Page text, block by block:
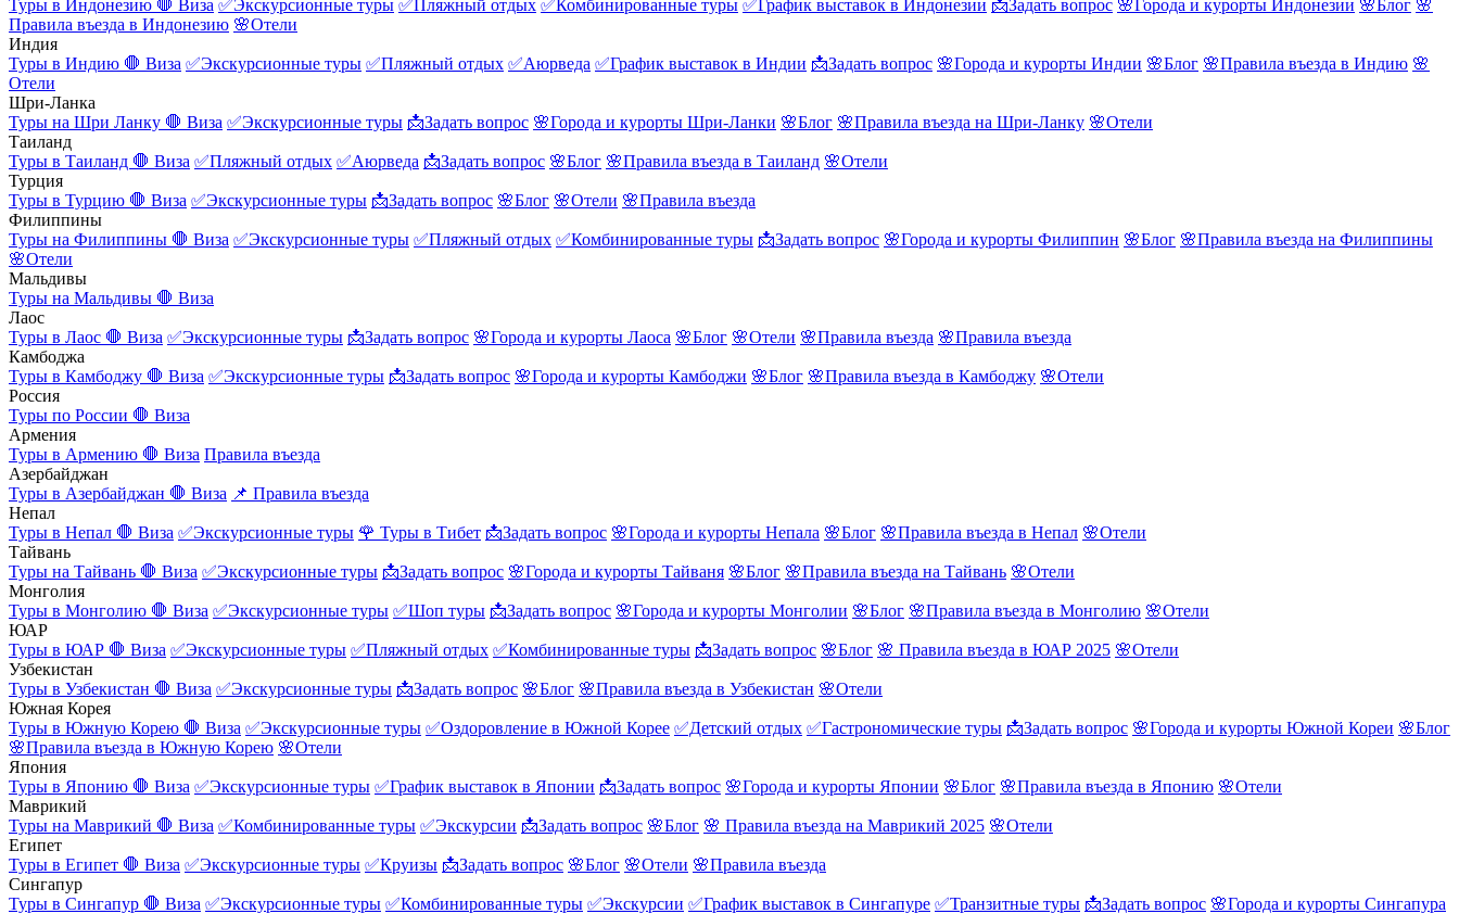
Туры в Индонезию 🛑 Виза ✅Экскурсионные туры ✅Пляжный отдых ✅Комбинированные туры ✅График выставок в Индонезии 📩Задать вопрос 🌸Города и курорты Индонезии 🌸Блог 🌸
Правила въезда в Индонезию 🌸Отели
Индия
Туры в Индию 🛑 Виза ✅Экскурсионные туры ✅Пляжный отдых ✅Аюрведа ✅График выставок в Индии 📩Задать вопрос 🌸Города и курорты Индии 🌸Блог 🌸Правила въезда в Индию 🌸
Отели
Шри-Ланка
Туры на Шри Ланку 🛑 Виза ✅Экскурсионные туры 📩Задать вопрос 🌸Города и курорты Шри-Ланки 🌸Блог 🌸Правила въезда на Шри-Ланку 🌸Отели
Таиланд
Туры в Таиланд 🛑 Виза ✅Пляжный отдых ✅Аюрведа 📩Задать вопрос 🌸Блог 🌸Правила въезда в Таиланд 🌸Отели
Турция
Туры в Турцию 🛑 Виза ✅Экскурсионные туры 📩Задать вопрос 🌸Блог 🌸Отели 🌸Правила въезда
Филиппины
Туры на Филиппины 🛑 Виза ✅Экскурсионные туры ✅Пляжный отдых ✅Комбинированные туры 📩Задать вопрос 🌸Города и курорты Филиппин 🌸Блог 🌸Правила въезда на Филиппины
🌸Отели
Мальдивы
Туры на Мальдивы 🛑 Виза
Лаос
Туры в Лаос 🛑 Виза ✅Экскурсионные туры 📩Задать вопрос 🌸Города и курорты Лаоса 🌸Блог 🌸Отели 🌸Правила въезда 🌸Правила въезда
Камбоджа
Туры в Камбоджу 🛑 Виза ✅Экскурсионные туры 📩Задать вопрос 🌸Города и курорты Камбоджи 🌸Блог 🌸Правила въезда в Камбоджу 🌸Отели
Россия
Туры по России 🛑 Виза
Армения
Туры в Армению 🛑 Виза Правила въезда
Азербайджан
Туры в Азербайджан 🛑 Виза 📌 Правила въезда
Непал
Туры в Непал 🛑 Виза ✅Экскурсионные туры 🌹 Туры в Тибет 📩Задать вопрос 🌸Города и курорты Непала 🌸Блог 🌸Правила въезда в Непал 🌸Отели
Тайвань
Туры на Тайвань 🛑 Виза ✅Экскурсионные туры 📩Задать вопрос 🌸Города и курорты Тайваня 🌸Блог 🌸Правила въезда на Тайвань 🌸Отели
Монголия
Туры в Монголию 🛑 Виза ✅Экскурсионные туры ✅Шоп туры 📩Задать вопрос 🌸Города и курорты Монголии 🌸Блог 🌸Правила въезда в Монголию 🌸Отели
ЮАР
Туры в ЮАР 🛑 Виза ✅Экскурсионные туры ✅Пляжный отдых ✅Комбинированные туры 📩Задать вопрос 🌸Блог 🌸 Правила въезда в ЮАР 2025 🌸Отели
Узбекистан
Туры в Узбекистан 🛑 Виза ✅Экскурсионные туры 📩Задать вопрос 🌸Блог 🌸Правила въезда в Узбекистан 🌸Отели
Южная Корея
Туры в Южную Корею 🛑 Виза ✅Экскурсионные туры ✅Оздоровление в Южной Корее ✅Детский отдых ✅Гастрономические туры 📩Задать вопрос 🌸Города и курорты Южной Кореи 🌸Блог
🌸Правила въезда в Южную Корею 🌸Отели
Япония
Туры в Японию 🛑 Виза ✅Экскурсионные туры ✅График выставок в Японии 📩Задать вопрос 🌸Города и курорты Японии 🌸Блог 🌸Правила въезда в Японию 🌸Отели
Маврикий
Туры на Маврикий 🛑 Виза ✅Комбинированные туры ✅Экскурсии 📩Задать вопрос 🌸Блог 🌸 Правила въезда на Маврикий 2025 🌸Отели
Египет
Туры в Египет 🛑 Виза ✅Экскурсионные туры ✅Круизы 📩Задать вопрос 🌸Блог 🌸Отели 🌸Правила въезда
Сингапур
Туры в Сингапур 🛑 Виза ✅Экскурсионные туры ✅Комбинированные туры ✅Экскурсии ✅График выставок в Сингапуре ✅Транзитные туры 📩Задать вопрос 🌸Города и курорты Сингапура